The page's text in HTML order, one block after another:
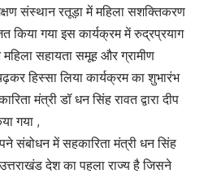
संस्थान रतूड़ा में महिला सशक्तिकरण
किया गया इस कार्यक्रम में रुद्रप्रयाग
सहायता समूह और ग्रामीण
हिस्सा लिया कार्यक्रम का शुभारंभ
मंत्री डॉ धन सिंह रावत द्वारा दीप
गया ,
संबोधन में सहकारिता मंत्री धन सिंह
देश का पहला राज्य है जिसने